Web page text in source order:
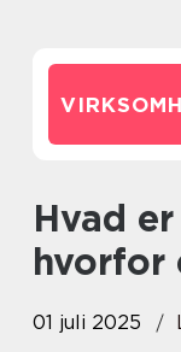
Hvad er flex leasing, og
hvorfor
01 juli 2025